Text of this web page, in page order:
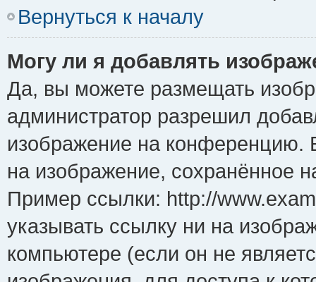
Вернуться к началу
Могу ли я добавлять
Да, вы можете размещать
администратор разрешил
изображение на конференцию.
на изображение, сохранённое
Пример ссылки: http://
указывать ссылку ни на
компьютере (если он не